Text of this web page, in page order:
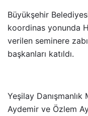
Büyükşehir
koordinas yonunda
verilen seminere
başkanları katıldı.
Yeşilay
Aydemir ve Özlem